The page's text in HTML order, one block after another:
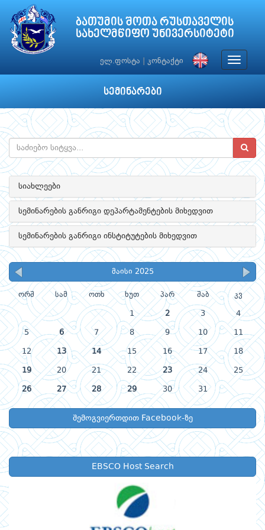
ბათუმის შოთა რუსთაველის
სახელმწიფო უნივერსიტეტი
ელ.ფოსტა კონტაქტი
Toggle
სემინარები
სიახლეები
სემინარების განრიგი დეპარტამენტების მიხედვით
სემინარების განრიგი ინსტიტუტების მიხედვით
მაისი 2025
ორშ სამ ოთხ ხუთ პარ შაბ კვ
1 2 3 4
5 6 7 8 9 10 11
12 13 14 15 16 17 18
19 20 21 22 23 24 25
26 27 28 29 30 31
შემოგვიერთდით Facebook-ზე
EBSCO Host Search